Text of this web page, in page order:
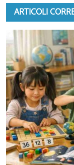
ARTICOLI